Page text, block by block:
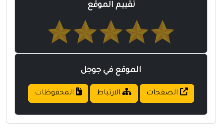
الارتباط المحفوظات